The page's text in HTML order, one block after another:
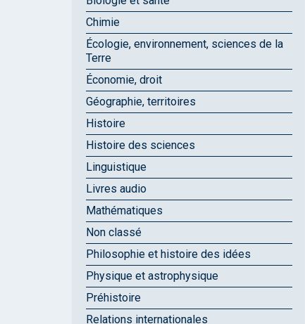
Chimie
Écologie, environnement, sciences de la
Terre
Économie, droit
Géographie, territoires
Histoire
Histoire des sciences
Linguistique
Livres audio
Mathématiques
Non classé
Philosophie et histoire des idées
Physique et astrophysique
Préhistoire
Relations internationales